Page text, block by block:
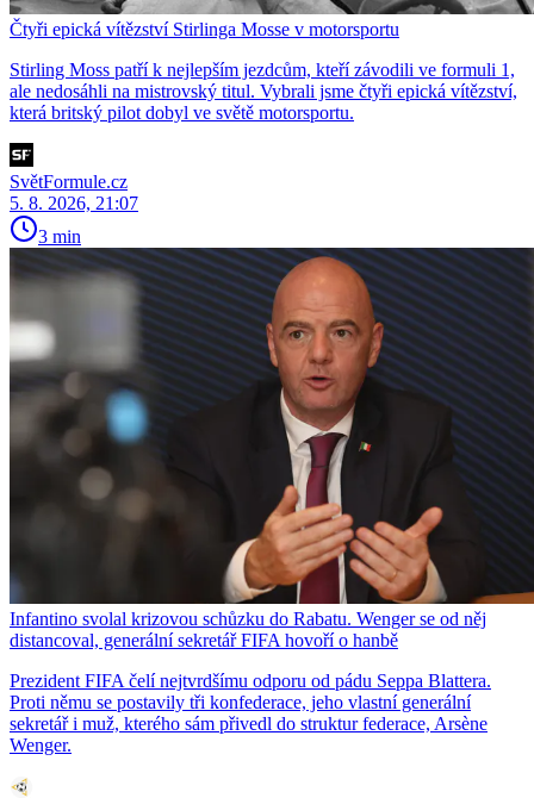
Čtyři epická vítězství Stirlinga Mosse v motorsportu
Stirling Moss patří k nejlepším jezdcům, kteří závodili ve formuli 1,
ale nedosáhli na mistrovský titul. Vybrali jsme čtyři epická vítězství,
která britský pilot dobyl ve světě motorsportu.
SvětFormule.cz
5. 8. 2026, 21:07
3 min
Infantino svolal krizovou schůzku do Rabatu. Wenger se od něj
distancoval, generální sekretář FIFA hovoří o hanbě
Prezident FIFA čelí nejtvrdšímu odporu od pádu Seppa Blattera.
Proti němu se postavily tři konfederace, jeho vlastní generální
sekretář i muž, kterého sám přivedl do struktur federace, Arsène
Wenger.